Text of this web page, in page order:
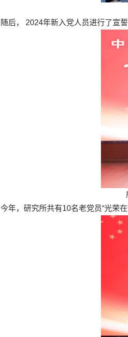
随后， 2024年新入党人员进行了宣
今年，研究所共有10名老党员“光荣